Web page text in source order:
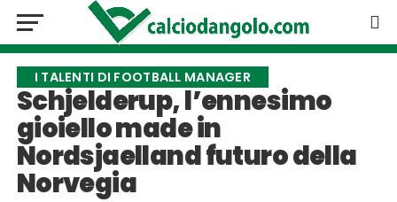
I TALENTI DI FOOTBALL MANAGER
Schjelderup, l’ennesimo
gioiello made in
Nordsjaelland futuro della
Norvegia